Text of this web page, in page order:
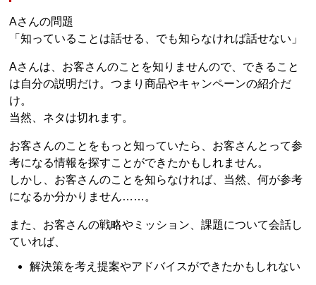
Aさんの問題
「知っていることは話せる、でも知らなければ話せない」
Aさんは、お客さんのことを知りませんので、できること
は自分の説明だけ。つまり商品やキャンペーンの紹介だ
け。
当然、ネタは切れます。
お客さんのことをもっと知っていたら、お客さんとって参
考になる情報を探すことができたかもしれません。
しかし、お客さんのことを知らなければ、当然、何が参考
になるか分かりません……。
また、お客さんの戦略やミッション、課題について会話し
ていれば、
解決策を考え提案やアドバイスができたかもしれない